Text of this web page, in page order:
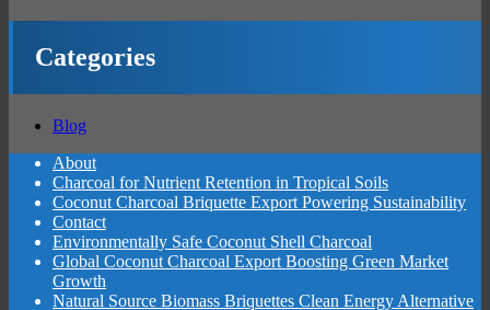
Categories
Blog
About
Charcoal for Nutrient Retention in Tropical Soils
Coconut Charcoal Briquette Export Powering Sustainability
Contact
Environmentally Safe Coconut Shell Charcoal
Global Coconut Charcoal Export Boosting Green Market
Growth
Natural Source Biomass Briquettes Clean Energy Alternative